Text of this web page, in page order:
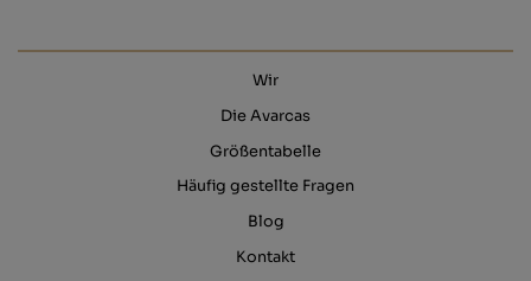
Wir
Die Avarcas
Größentabelle
Häufig gestellte Fragen
Blog
Kontakt